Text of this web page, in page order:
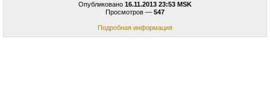
Опубликовано 16.11.2013 23:53 MSK
Просмотров — 547
Подробная информация